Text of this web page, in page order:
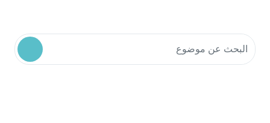
البحث في موارد المجتمع